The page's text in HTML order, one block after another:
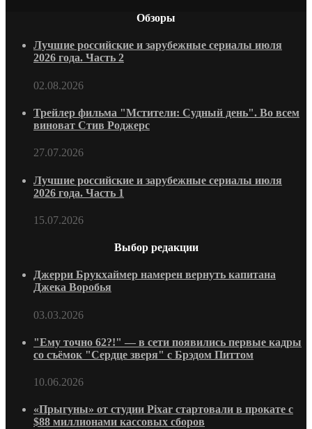
Обзоры
Лучшие российские и зарубежные сериалы июля
2026 года. Часть 2
02.08.2026
Трейлер фильма "Мстители: Судный день". Во всем
виноват Стив Роджерс
27.07.2026
Лучшие российские и зарубежные сериалы июля
2026 года. Часть 1
15.07.2026
Выбор редакции
Джерри Брукхаймер намерен вернуть капитана
Джека Воробья
03.03.2026
"Ему точно 62?!" — в сети появились первые кадры
со съёмок "Сердце зверя" с Брэдом Питтом
10.06.2026
«Прыгуны» от студии Pixar стартовали в прокате с
$88 миллионами кассовых сборов